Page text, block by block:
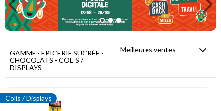
Déstockage
Menu
principal
sucrée
GAMME - EPICERIE SUCRÉE -
CHOCOLATS - COLIS /
DISPLAYS
Meilleures ventes
Colis / Displays